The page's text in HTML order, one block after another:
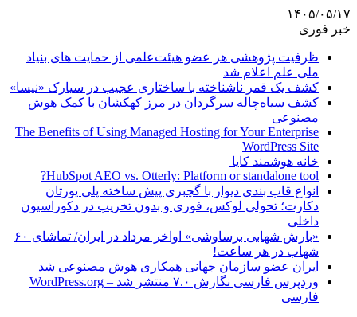
۱۴۰۵/۰۵/۱۷
خبر فوری
ظرفیت پژوهشی هر عضو هیئت‌علمی از حمایت های بنیاد
ملی علم اعلام شد
کشف یک قمر ناشناخته با ساختاری عجیب در سیارک «نیسا»
کشف سیاه‌چاله سرگردان در مرز کهکشان با کمک هوش
مصنوعی
The Benefits of Using Managed Hosting for Your Enterprise
WordPress Site
خانه هوشمند کایا
HubSpot AEO vs. Otterly: Platform or standalone tool?
انواع قاب بندی دیوار با گچبری پیش ساخته پلی یورتان
دکارت؛ تحولی لوکس، فوری و بدون تخریب در دکوراسیون
داخلی
«بارش شهابی برساوشی» اواخر مرداد در ایران/ تماشای ۶۰
شهاب در هر ساعت!
ایران عضو سازمان جهانی همکاری هوش مصنوعی شد
وردپرس فارسی نگارش ۷.۰ منتشر شد – WordPress.org
فارسی